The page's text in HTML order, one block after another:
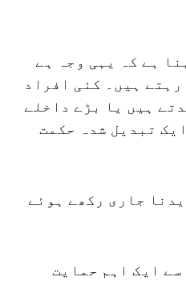
ہے کہ یہی وجہ ہے
ہیں۔ کئی افراد
ہیں یا بڑے داخلے
تبدیل شدہ حکمت
جاری رکھے ہوئے
ایک اہم حمایت